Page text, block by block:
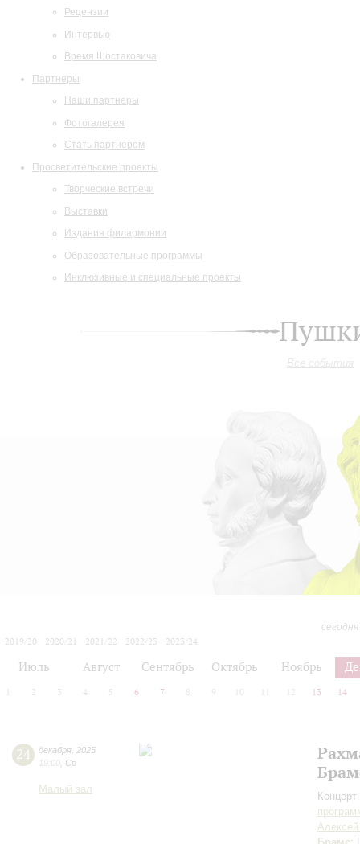
Рецензии
Интервью
Время Шостаковича
Партнеры
Наши партнеры
Фотогалерея
Стать партнером
Просветительские проекты
Творческие встречи
Выставки
Издания филармонии
Образовательные программы
Инклюзивные и специальные проекты
Все события
2019/20
2020/21 2021/22 2022/23
2023/24
Июль Август Сентябрь Октябрь Ноябрь
2 3 4 5 6 7 8 9 10 12 13 14
24 декабря 2025
19:00 Ср
Малый зал